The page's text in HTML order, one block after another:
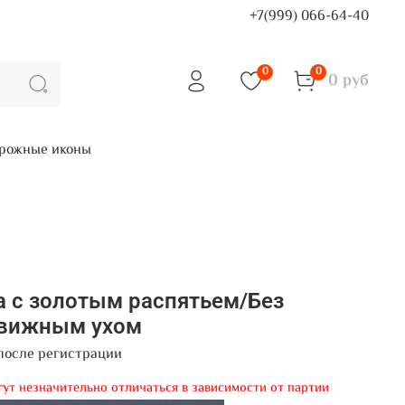
+7(999) 066-64-40
0 0 0 руб
иконы
с золотым распятьем/Без
ухом
регистрации
незначительно отличаться в зависимости от партии